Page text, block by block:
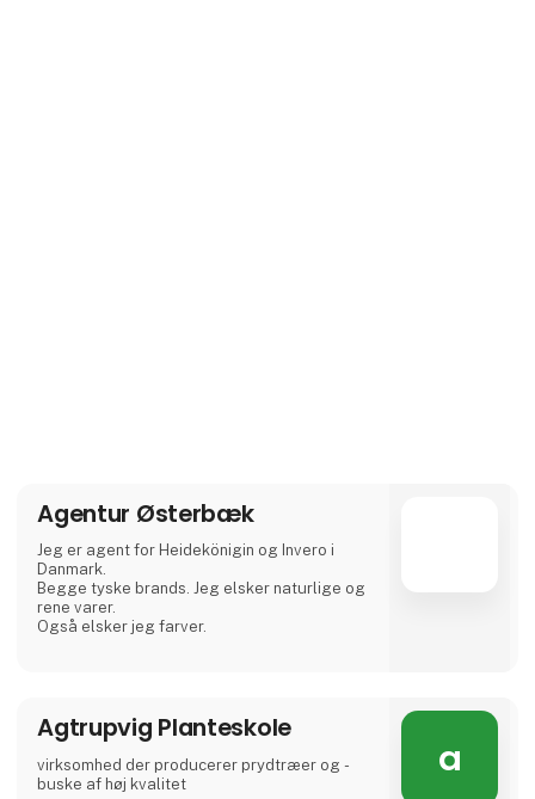
Agentur Østerbæk
Jeg er agent for Heidekönigin og Invero i
Danmark.
Begge tyske brands. Jeg elsker naturlige og
rene varer.
Også elsker jeg farver.
Agtrupvig Planteskole
virksomhed der producerer prydtræer og -
buske af høj kvalitet
a